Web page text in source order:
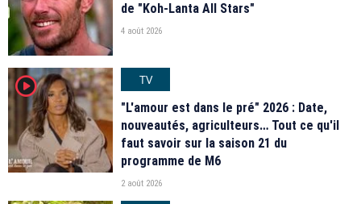
de "Koh-Lanta All Stars"
4 août 2026
player2
TV
"L'amour est dans le pré" 2026 : Date,
nouveautés, agriculteurs… Tout ce qu'il
faut savoir sur la saison 21 du
programme de M6
2 août 2026